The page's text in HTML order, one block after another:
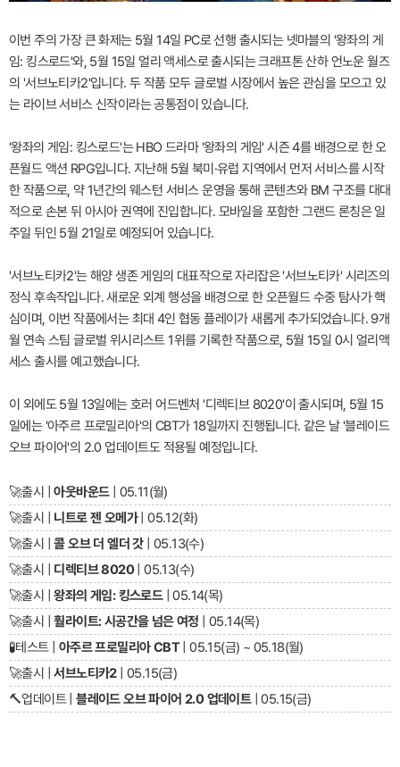
이번 주의 가장 큰 화제는 5월 14일 PC로 선행 출시되는 넷마블의 '왕좌의 게
임: 킹스로드'와, 5월 15일 얼리 액세스로 출시되는 크래프톤 산하 언노운 월즈
의 '서브노티카2'입니다. 두 작품 모두 글로벌 시장에서 높은 관심을 모으고 있
는 라이브 서비스 신작이라는 공통점이 있습니다.
'왕좌의 게임: 킹스로드'는 HBO 드라마 '왕좌의 게임' 시즌 4를 배경으로 한 오
픈월드 액션 RPG입니다. 지난해 5월 북미·유럽 지역에서 먼저 서비스를 시작
한 작품으로, 약 1년간의 웨스턴 서비스 운영을 통해 콘텐츠와 BM 구조를 대대
적으로 손본 뒤 아시아 권역에 진입합니다. 모바일을 포함한 그랜드 론칭은 일
주일 뒤인 5월 21일로 예정되어 있습니다.
'서브노티카2'는 해양 생존 게임의 대표작으로 자리잡은 '서브노티카' 시리즈의
정식 후속작입니다. 새로운 외계 행성을 배경으로 한 오픈월드 수중 탐사가 핵
심이며, 이번 작품에서는 최대 4인 협동 플레이가 새롭게 추가되었습니다. 9개
월 연속 스팀 글로벌 위시리스트 1위를 기록한 작품으로, 5월 15일 0시 얼리액
세스 출시를 예고했습니다.
이 외에도 5월 13일에는 호러 어드벤처 '디렉티브 8020'이 출시되며, 5월 15
일에는 '아주르 프로밀리아'의 CBT가 18일까지 진행됩니다. 같은 날 '블레이드
오브 파이어'의 2.0 업데이트도 적용될 예정입니다.
🚀출시 |아웃바운드| 05.11(월)
🚀출시 | 니트로 젠 오메가| 05.12(화)
🚀출시 |콜 오브 더 엘더 갓| 05.13(수)
🚀출시 | 디렉티브 8020| 05.13(수)
🚀출시 |왕좌의 게임: 킹스로드| 05.14(목)
🚀출시 |훨라이트: 시공간을 넘은 여정 | 05.14(목)
🧪테스트 | 아주르 프로밀리아 CBT| 05.15(금) ~ 05.18(월)
🚀출시 |서브노티카2| 05.15(금)
🔨업데이트 |블레이드 오브 파이어 2.0 업데이트| 05.15(금)